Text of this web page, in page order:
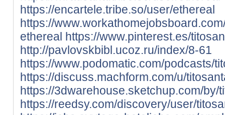
https://encartele.tribe.so/user/ethereal
https://
ethereal https://www.pinterest.es/
http://pavlovskbibl.ucoz.ru/index/8-61
https://www.podomatic.com/podcasts/
https://discuss.machform.com/u/
https://3dwarehouse.sketchup.com/by/
https://reedsy.com/discovery/user/